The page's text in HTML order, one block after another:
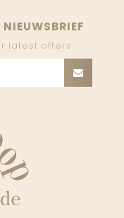
latest offers